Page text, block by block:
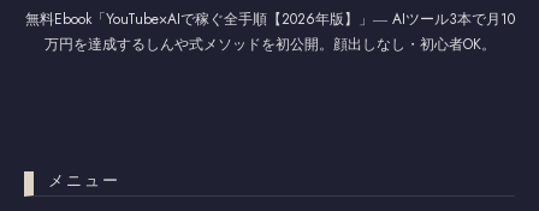
無料Ebook「YouTube×AIで稼ぐ全手順【2026年版】」― AIツール3本で月10
万円を達成するしんや式メソッドを初公開。顔出しなし・初心者OK。
メニュー